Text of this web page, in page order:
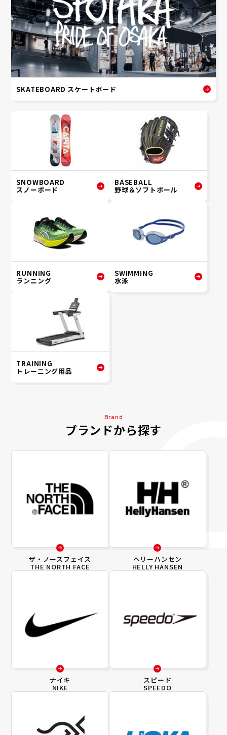
SKATEBOARD スケートボード
SNOWBOARD
スノーボード
BASEBALL
野球＆ソフトボール
RUNNING
ランニング
SWIMMING
水泳
TRAINING
トレーニング用品
Brand
ブランドから探す
ザ・ノースフェイス
THE NORTH FACE
ヘリーハンセン
HELLY HANSEN
ナイキ
NIKE
スピード
SPEEDO